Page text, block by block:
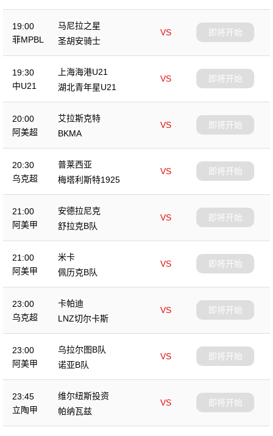
19:00
菲MPBL
马尼拉之星
VS
圣胡安骑士
即将开始
19:30
中U21
上海海港U21
VS
湖北青年星U21
即将开始
20:00
阿美超
艾拉斯克特
VS
BKMA
即将开始
20:30
乌克超
普莱西亚
VS
梅塔利斯特1925
即将开始
21:00
阿美甲
安德拉尼克
VS
舒拉克B队
即将开始
21:00
阿美甲
米卡
VS
佩历克B队
即将开始
23:00
乌克超
卡帕迪
VS
LNZ切尔卡斯
即将开始
23:00
阿美甲
乌拉尔图B队
VS
诺亚B队
即将开始
23:45
立陶甲
维尔纽斯投资
VS
帕纳瓦兹
即将开始